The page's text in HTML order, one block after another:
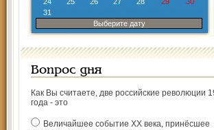
31
Выберите дату
Вопрос дня
Как Вы считаете, две российские революции
года - это
Величайшее событие ХХ века, принёсшее